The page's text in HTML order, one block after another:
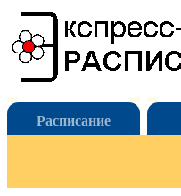
Расписание